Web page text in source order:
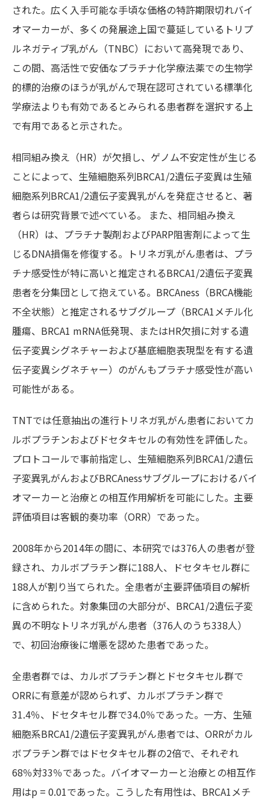
された。広く入手可能な手頃な価格の特許期限切れバイ
オマーカーが、多くの発展途上国で蔓延しているトリプ
ルネガティブ乳がん（TNBC）において高発現であり、
この間、高活性で安価なプラチナ化学療法薬での生物学
的標的治療のほうが乳がんで現在認可されている標準化
学療法よりも有効であるとみられる患者群を選択する上
で有用であると示された。
相同組み換え（HR）が欠損し、ゲノム不安定性が生じる
ことによって、生殖細胞系列BRCA1/2遺伝子変異は生殖
細胞系列BRCA1/2遺伝子変異乳がんを発症させると、著
者らは研究背景で述べている。 また、相同組み換え
（HR）は、プラチナ製剤およびPARP阻害剤によって生
じるDNA損傷を修復する。トリネガ乳がん患者は、プラ
チナ感受性が特に高いと推定されるBRCA1/2遺伝子変異
患者を分集団として抱えている。BRCAness（BRCA機能
不全状態）と推定されるサブグループ（BRCA1メチル化
腫瘍、BRCA1 mRNA低発現、またはHR欠損に対する遺
伝子変異シグネチャーおよび基底細胞表現型を有する遺
伝子変異シグネチャー）のがんもプラチナ感受性が高い
可能性がある。
TNTでは任意抽出の進行トリネガ乳がん患者においてカ
ルボプラチンおよびドセタキセルの有効性を評価した。
プロトコールで事前指定し、生殖細胞系列BRCA1/2遺伝
子変異乳がんおよびBRCAnessサブグループにおけるバイ
オマーカーと治療との相互作用解析を可能にした。主要
評価項目は客観的奏功率（ORR）であった。
2008年から2014年の間に、本研究では376人の患者が登
録され、カルボプラチン群に188人、ドセタキセル群に
188人が割り当てられた。全患者が主要評価項目の解析
に含められた。対象集団の大部分が、BRCA1/2遺伝子変
異の不明なトリネガ乳がん患者（376人のうち338人）
で、初回治療後に増悪を認めた患者であった。
全患者群では、カルボプラチン群とドセタキセル群で
ORRに有意差が認められず、カルボプラチン群で
31.4％、ドセタキセル群で34.0％であった。一方、生殖
細胞系BRCA1/2遺伝子変異乳がん患者では、ORRがカル
ボプラチン群ではドセタキセル群の2倍で、それぞれ
68％対33％であった。バイオマーカーと治療との相互作
用はp = 0.01であった。こうした有用性は、BRCA1メチ